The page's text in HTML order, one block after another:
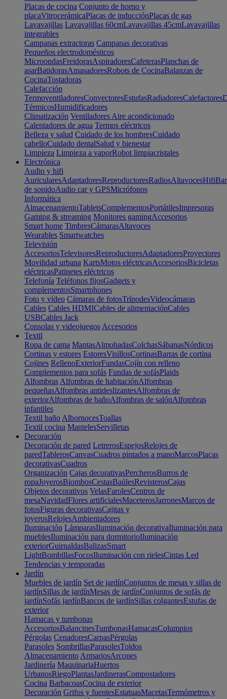
Placas de cocina Conjunto de horno y
placaVitrocerámicaPlacas de inducciónPlacas de gas
Lavavajillas Lavavajillas 60cmLavavajillas 45cmLavavajillas
integrables
Campanas extractoras Campanas decorativas
Pequeños electrodomésticos
MicroondasFreidorasAspiradoresCafeterasPlanchas de
asarBatidorasAmasadoresRobots de CocinaBalanzas de
CocinaTostadoras
Calefacción
TermoventiladoresConvectoresEstufasRadiadoresCalefactores
TérmicosHumidificadores
Climatización Ventiladores Aire acondicionado
Calentadores de agua Termos eléctricos
Belleza y salud Cuidado de los hombresCuidado
cabelloCuidado dentalSalud y bienestar
Limpieza Limpieza a vaporRobot limpiacristales
Electrónica
Audio y hifi
AuricularesAdaptadoresReproductoresRadiosAltavocesHifi
de sonidoAudio car y GPSMicrófonos
Informática
AlmacenamientoTabletsComplementosPortátilesImpresoras
Gaming & streaming Monitores gamingAccesorios
Smart home TimbresCámarasAltavoces
Wearables Smartwatches
Televisión
AccesoriosTelevisoresReproductoresAdaptadoresProyectores
Movilidad urbana KartsMotos eléctricasAccesoriosBicicletas
eléctricasPatinetes eléctricos
Telefonía Teléfonos fijosGadgets y
complementosSmartphones
Foto y vídeo Cámaras de fotosTrípodesVideocámaras
Cables Cables HDMICables de alimentaciónCables
USBCables Jack
Consolas y videojuegos Accesorios
Textil
Ropa de cama MantasAlmohadasColchasSábanasNórdicos
Cortinas y estores EstoresVisillosCortinasBarras de cortina
Cojines RellenoExteriorFundasCojín con relleno
Complementos para sofás Fundas de sofásPlaids
Alfombras Alfombras de habitaciónAlfombras
pequeñasAlfombras antideslizantesAlfombras de
exteriorAlfombras de bañoAlfombras de salónAlfombras
infantiles
Textil baño AlbornocesToallas
Textil cocina MantelesServilletas
Decoración
Decoración de pared LetrerosEspejosRelojes de
paredTablerosCanvasCuadros pintados a manoMarcosPlacas
decorativasCuadros
Organización Cajas decorativasPercherosBurros de
ropaJoyerosBiombosCestasBaúlesRevisterosCajas
Objetos decorativos VelasFarolesCentros de
mesaNavidadFlores artificialesMaceterosJarronesMarcos de
fotosFiguras decorativasCajitas y
joyerosRelojesAmbientadores
Iluminación LámparasIluminación decorativaIluminación para
mueblesIluminación para dormitorioIluminación
exteriorGuirnaldasBalizasSmart
LightBombillasFocosIluminación con rielesCintas Led
Tendencias y temporadas
Jardín
Muebles de jardín Set de jardínConjuntos de mesas y sillas de
jardínSillas de jardínMesas de jardínConjuntos de sofás de
jardínSofás jardínBancos de jardínSillas colgantesEstufas de
exterior
Hamacas y tumbonas
AccesoriosBalancinesTumbonasHamacasColumpios
Pérgolas CenadoresCarpasPérgolas
Parasoles SombrillasParasolesToldos
Almacenamiento ArmariosArcones
Jardinería MaquinariaHuertos
UrbanosRiegoPlantasJardinerasCompostadores
Cocina BarbacoasCocina de exterior
Decoración Grifos y fuentesEstatuasMacetasTermómetros y